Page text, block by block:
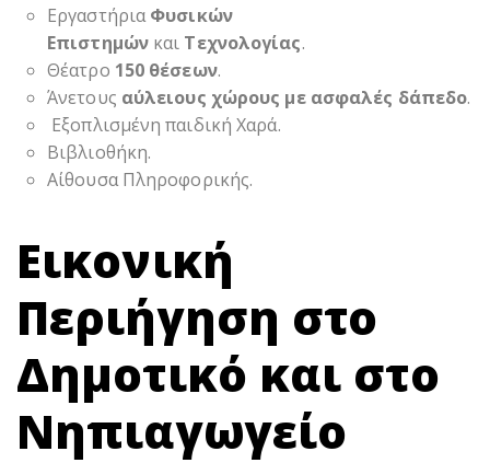
ΕργαστήριαΦυσικών
Επιστημώνκαι Τεχνολογίας.
Θέατρο 150 θέσεων.
Άνετους αύλειους χώρους με ασφαλές δάπεδο.
Εξοπλισμένη παιδική Χαρά.
Βιβλιοθήκη.
Αίθουσα Πληροφορικής.
Εικονική
Περιήγηση στο
Δημοτικό και στο
Νηπιαγωγείο